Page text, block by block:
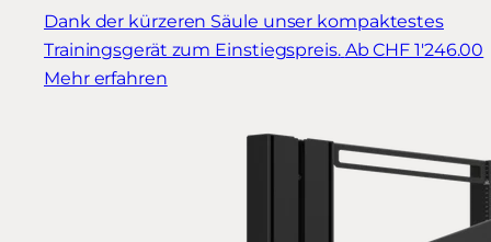
Dank der kürzeren Säule unser kompaktestes
Trainingsgerät zum Einstiegspreis. Ab CHF 1'246.00
Mehr erfahren